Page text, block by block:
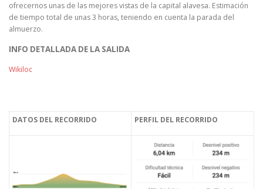
ofrecernos unas de las mejores vistas de la capital alavesa. Estimación
de tiempo total de unas 3 horas, teniendo en cuenta la parada del
almuerzo.
INFO DETALLADA DE LA SALIDA
Wikiloc
DATOS DEL RECORRIDO PERFIL DEL RECORRIDO